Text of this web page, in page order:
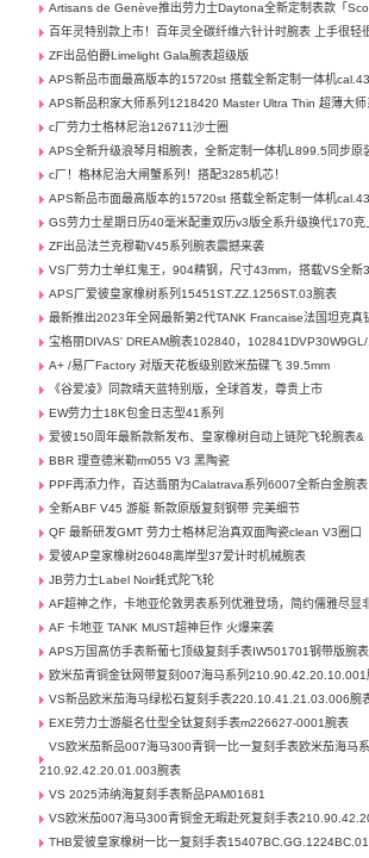
Artisans de Genève推出劳力士Daytona全新定制表款「
百年灵特别款上市！百年灵全碳纤维六针计时腕表 上手很轻
ZF出品伯爵Limelight Gala腕表超级版
APS新品市面最高版本的15720st 搭载全新定制一体机
APS新品积家大师系列1218420 Master Ultra Thin 超薄大师
c厂劳力士格林尼治126711沙士圈
APS全新升级浪琴月相腕表，全新定制一体机L899.5同步原
c厂！格林尼治大闸蟹系列！搭配3285机芯！
APS新品市面最高版本的15720st 搭载全新定制一体机
GS劳力士星期日历40毫米配重双历v3版全系升级换代170克
ZF出品法兰克穆勒V45系列腕表震撼来袭
VS厂劳力士单红鬼王，904精钢，尺寸43mm，搭载VS全新
APS厂爱彼皇家橡树系列15451ST.ZZ.1256ST.03腕表
最新推出2023年全网最新第2代TANK Francaise法国坦克真
宝格丽DIVAS' DREAM腕表102840，
A+ /易厂Factory 对版天花板级别欧米茄碟飞 39.5mm
《谷爱凌》同款晴天蓝特别版，全球首发，尊贵上市
EW劳力士18K包金日志型41系列
爱彼150周年最新款新发布、皇家橡树自动上链陀飞轮腕表&
BBR 理查德米勒rm055 V3 黑陶瓷
PPF再添力作，百达翡丽为Calatrava系列6007全新白金腕表
全新ABF V45 游艇 新款原版复刻钢带 完美细节
QF 最新研发GMT 劳力士格林尼治真双面陶瓷clean V3圈口
爱彼AP皇家橡树26048离岸型37爱计时机械腕表
JB劳力士Label Noir蚝式陀飞轮
AF超神之作，卡地亚伦敦男表系列优雅登场，简约儒雅尽显
AF 卡地亚 TANK MUST超神巨作 火爆来袭
APS万国高仿手表新葡七顶级复刻手表IW501701钢带版腕表
欧米茄青铜金钛网带复刻007海马系列210.90.42.20.10.001
VS新品欧米茄海马绿松石复刻手表220.10.41.21.03.006腕
EXE劳力士游艇名仕型全钛复刻手表m226627-0001腕表
VS欧米茄新品007海马300青铜一比一复刻手表欧米茄海马
210.92.42.20.01.003腕表
VS 2025沛纳海复刻手表新品PAM01681
VS欧米茄007海马300青铜金无暇赴死复刻手表
THB爱彼皇家橡树一比一复刻手表